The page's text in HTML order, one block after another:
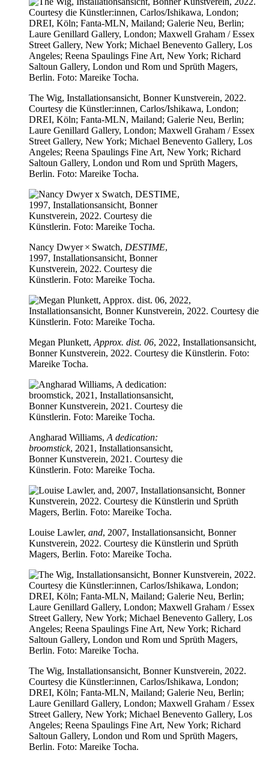
The Wig, Installationsansicht, Bonner Kunstverein, 2022.
Courtesy die Künstler:innen, Carlos/Ishikawa, London;
DREI, Köln; Fanta-MLN, Mailand; Galerie Neu, Berlin;
Laure Genillard Gallery, London; Maxwell Graham / Essex
Street Gallery, New York; Michael Benevento Gallery, Los
Angeles; Reena Spaulings Fine Art, New York; Richard
Saltoun Gallery, London und Rom und Sprüth Magers,
Berlin. Foto: Mareike Tocha.
Nancy Dwyer × Swatch, DESTIME,
1997, Installationsansicht, Bonner
Kunstverein, 2022. Courtesy die
Künstlerin. Foto: Mareike Tocha.
Megan Plunkett, Approx. dist. 06, 2022, Installationsansicht,
Bonner Kunstverein, 2022. Courtesy die Künstlerin. Foto:
Mareike Tocha.
Angharad Williams, A dedication:
broomstick, 2021, Installationsansicht,
Bonner Kunstverein, 2021. Courtesy die
Künstlerin. Foto: Mareike Tocha.
Louise Lawler, and, 2007, Installationsansicht, Bonner
Kunstverein, 2022. Courtesy die Künstlerin und Sprüth
Magers, Berlin. Foto: Mareike Tocha.
The Wig, Installationsansicht, Bonner Kunstverein, 2022.
Courtesy die Künstler:innen, Carlos/Ishikawa, London;
DREI, Köln; Fanta-MLN, Mailand; Galerie Neu, Berlin;
Laure Genillard Gallery, London; Maxwell Graham / Essex
Street Gallery, New York; Michael Benevento Gallery, Los
Angeles; Reena Spaulings Fine Art, New York; Richard
Saltoun Gallery, London und Rom und Sprüth Magers,
Berlin. Foto: Mareike Tocha.